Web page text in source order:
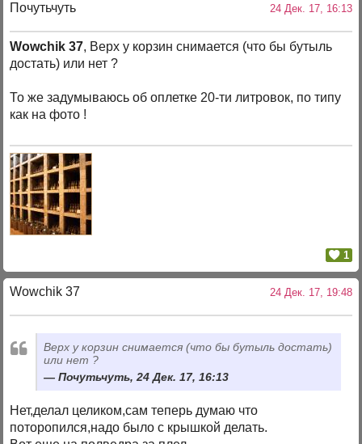
Почутьчуть 24 Дек. 17, 16:13
Wowchik 37, Верх у корзин снимается (что бы бутыль
достать) или нет ?
То же задумываюсь об оплетке 20-ти литровок, по типу
как на фото !
1
Wowchik 37 24 Дек. 17, 19:48
Верх у корзин снимается (что бы бутыль достать)
или нет ?
Почутьчуть, 24 Дек. 17, 16:13
Нет,делал целиком,сам теперь думаю что
поторопился,надо было с крышкой делать.